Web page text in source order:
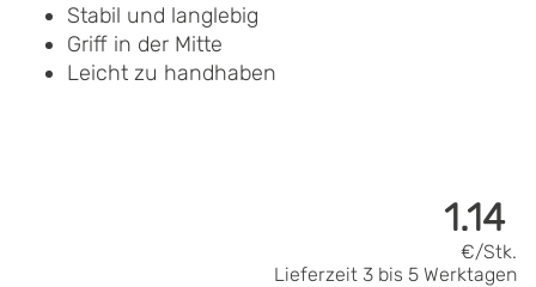
Stabil und langlebig
Griff in der Mitte
Leicht zu handhaben
1.14
€/Stk.
Lieferzeit 3 bis 5 Werktagen